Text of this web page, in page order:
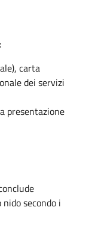
carta
dei servizi
presentazione
secondo i